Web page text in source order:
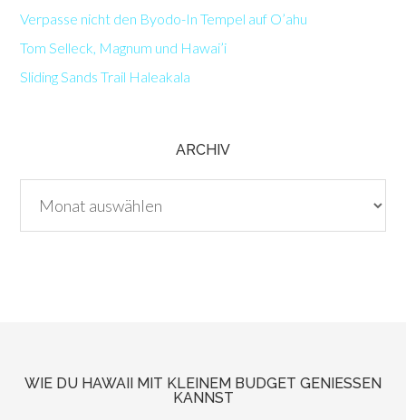
Verpasse nicht den Byodo-In Tempel auf O’ahu
Tom Selleck, Magnum und Hawai’i
Sliding Sands Trail Haleakala
ARCHIV
WIE DU HAWAII MIT KLEINEM BUDGET GENIESSEN K
ANNST